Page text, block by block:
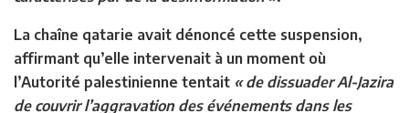
La chaîne qatarie avait dénoncé cette suspension,
affirmant qu’elle intervenait à un moment où
l’Autorité palestinienne tentait « de dissuader Al-Jazira
de couvrir l’aggravation des événements dans les